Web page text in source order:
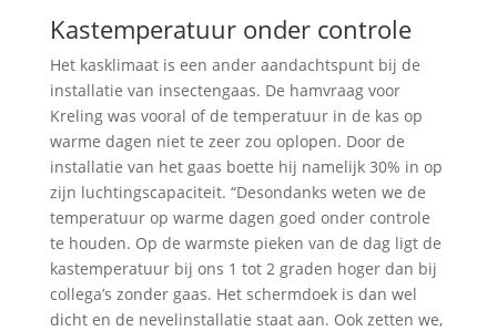
Kastemperatuur onder controle
Het kasklimaat is een ander aandachtspunt bij de
installatie van insectengaas. De hamvraag voor
Kreling was vooral of de temperatuur in de kas op
warme dagen niet te zeer zou oplopen. Door de
installatie van het gaas boette hij namelijk 30% in op
zijn luchtingscapaciteit. “Desondanks weten we de
temperatuur op warme dagen goed onder controle
te houden. Op de warmste pieken van de dag ligt de
kastemperatuur bij ons 1 tot 2 graden hoger dan bij
collega’s zonder gaas. Het schermdoek is dan wel
dicht en de nevelinstallatie staat aan. Ook zetten we,